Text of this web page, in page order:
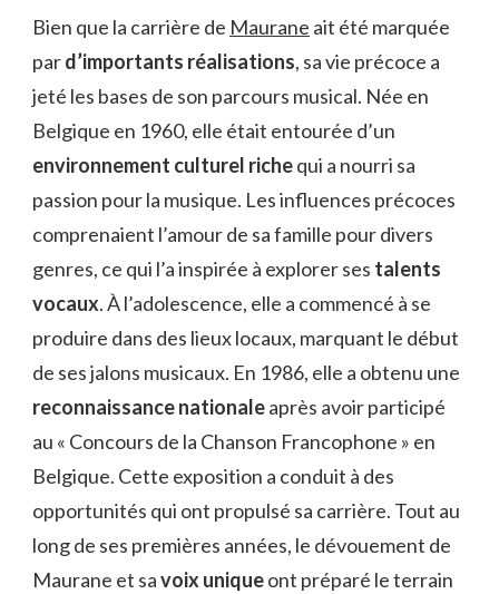
Bien que la carrière de Maurane ait été marquée
pard’importants réalisations, sa vie précoce a
jeté les bases de son parcours musical. Née en
Belgique en 1960, elle était entourée d’un
environnement culturel richequi a nourri sa
passion pour la musique. Les influences précoces
comprenaient l’amour de sa famille pour divers
genres, ce qui l’a inspirée à explorer ses talents
vocaux. À l’adolescence, elle a commencé à se
produire dans des lieux locaux, marquant le début
de ses jalons musicaux. En 1986, elle a obtenu une
reconnaissance nationaleaprès avoir participé
au « Concours de la Chanson Francophone » en
Belgique. Cette exposition a conduit à des
opportunités qui ont propulsé sa carrière. Tout au
long de ses premières années, le dévouement de
Maurane et savoix uniqueont préparé le terrain